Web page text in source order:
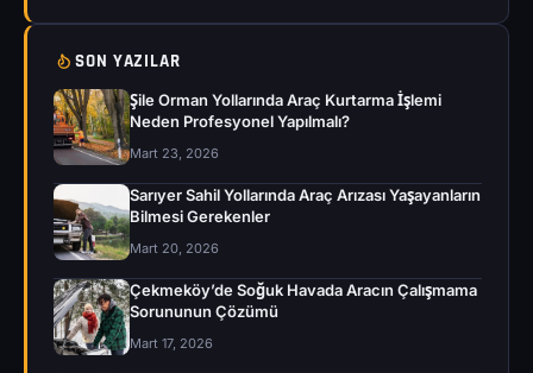
SON YAZILAR
Şile Orman Yollarında Araç Kurtarma İşlemi
Neden Profesyonel Yapılmalı?
Mart 23, 2026
Sarıyer Sahil Yollarında Araç Arızası Yaşayanların
Bilmesi Gerekenler
Mart 20, 2026
Çekmeköy’de Soğuk Havada Aracın Çalışmama
Sorununun Çözümü
Mart 17, 2026